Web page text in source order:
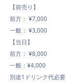
【前売り】
前方： ¥7,000
一般： ¥3,000
【当日】
前方： ¥8,000
一般：¥4,000
別途1ドリンク代必要